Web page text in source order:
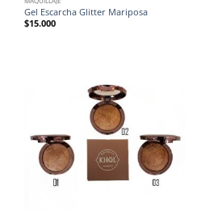
Gel Escarcha Glitter Mariposa
$15.000